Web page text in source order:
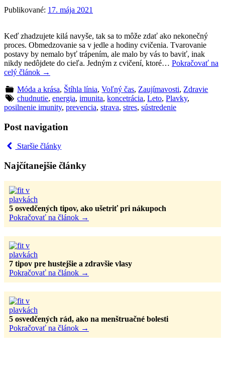
Publikované: 17. mája 2021
Keď zhadzujete kilá navyše, tak sa to môže zdať ako nekonečný
proces. Obmedzovanie sa v jedle a hodiny cvičenia. Tvarovanie
postavy by nemalo byť trápením, ale malo by vás to baviť, inak
nikdy nedôjdete do cieľa. Jedným z cvičení, ktoré… Pokračovať na
celý článok →
Móda a krása, Štíhla línia,Voľný čas, Zaujímavosti, Zdravie
chudnutie,energia,imunita,koncetrácia,Leto,Plavky,
posilnenie imunity, prevencia, strava, stres, sústredenie
Post navigation
Staršie články
Najčítanejšie články
5 osvedčených tipov, ako ušetriť pri nákupoch
Pokračovať na článok →
7 tipov pre hustejšie a zdravšie vlasy
Pokračovať na článok →
5 osvedčených rád, ako na menštruačné bolesti
Pokračovať na článok →